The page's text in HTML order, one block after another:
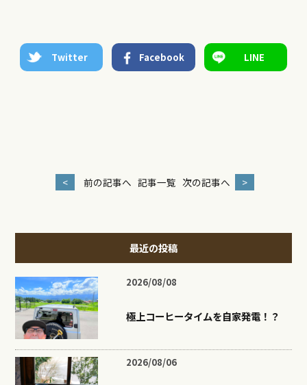
Twitter Facebook LINE
< 前の記事へ 記事一覧 次の記事へ >
最近の投稿
2026/08/08
極上コーヒータイムを自家発電！？
2026/08/06